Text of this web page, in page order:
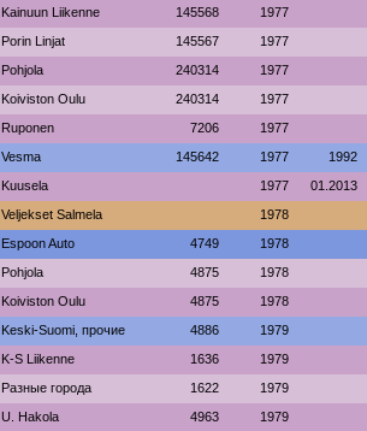
Kainuun Liikenne 145568 1977
Porin Linjat 145567 1977
Pohjola 240314 1977
Koiviston Oulu 240314 1977
Ruponen 7206 1977
Vesma 145642 1977 1992
Kuusela 1977 01.2013
Veljekset Salmela 1978
Espoon Auto 4749 1978
Pohjola 4875 1978
Koiviston Oulu 4875 1978
Keski-Suomi, прочие 4886 1979
K-S Liikenne 1636 1979
Разные города 1622 1979
U. Hakola 4963 1979